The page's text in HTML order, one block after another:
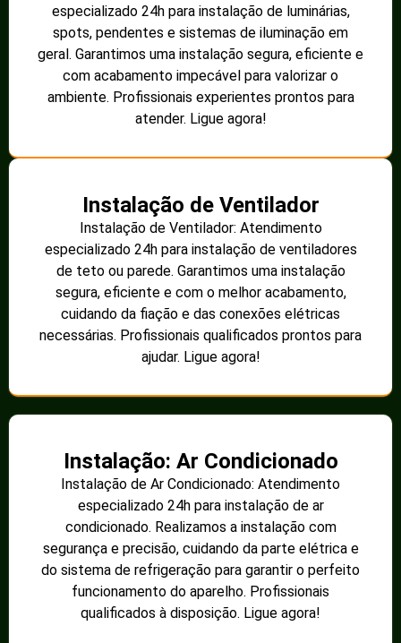
especializado 24h para instalação de luminárias,
spots, pendentes e sistemas de iluminação em
geral. Garantimos uma instalação segura, eficiente e
com acabamento impecável para valorizar o
ambiente. Profissionais experientes prontos para
atender. Ligue agora!
Instalação de Ventilador
Instalação de Ventilador: Atendimento
especializado 24h para instalação de ventiladores
de teto ou parede. Garantimos uma instalação
segura, eficiente e com o melhor acabamento,
cuidando da fiação e das conexões elétricas
necessárias. Profissionais qualificados prontos para
ajudar. Ligue agora!
Instalação: Ar Condicionado
Instalação de Ar Condicionado: Atendimento
especializado 24h para instalação de ar
condicionado. Realizamos a instalação com
segurança e precisão, cuidando da parte elétrica e
do sistema de refrigeração para garantir o perfeito
funcionamento do aparelho. Profissionais
qualificados à disposição. Ligue agora!